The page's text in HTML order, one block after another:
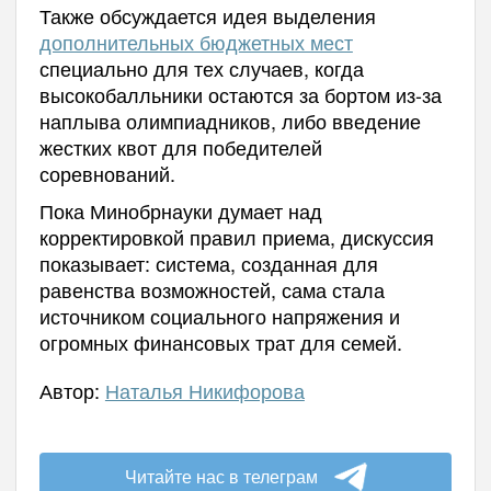
Также обсуждается идея выделения
дополнительных бюджетных мест
специально для тех случаев, когда
высокобалльники остаются за бортом из-за
наплыва олимпиадников, либо введение
жестких квот для победителей
соревнований.
Пока Минобрнауки думает над
корректировкой правил приема, дискуссия
показывает: система, созданная для
равенства возможностей, сама стала
источником социального напряжения и
огромных финансовых трат для семей.
Автор: Наталья Никифорова
Читайте нас в телеграм